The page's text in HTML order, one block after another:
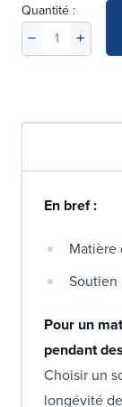
Quantité :
En bref :
Matière
Soutien
Pour un
pendant
Choisir un
longévité